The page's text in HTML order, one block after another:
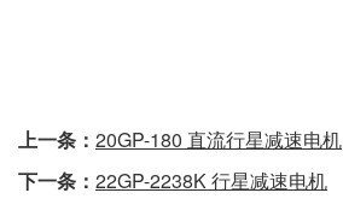
上一条： 20GP-180 直流行星减速电机
下一条： 22GP-2238K 行星减速电机